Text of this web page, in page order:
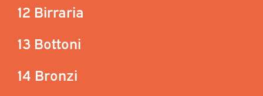
12 Birraria
13 Bottoni
14 Bronzi